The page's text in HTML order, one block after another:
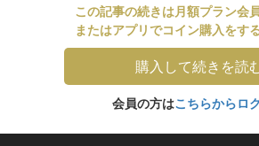
この記事の続きは月額プラン会
またはアプリでコイン購入をす
購入して続きを読
会員の方はこちらからロ